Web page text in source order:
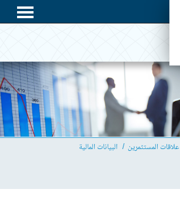
علاقات المستثمرين
البيانات المالية